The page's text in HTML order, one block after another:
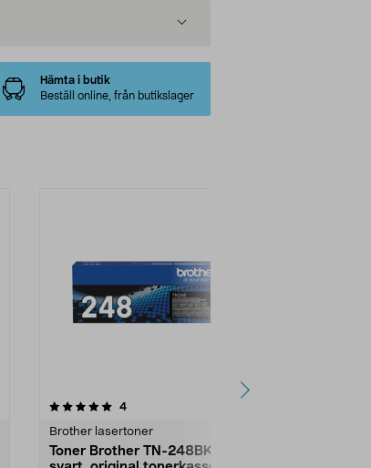
Hämta i butik
Beställ online, från butikslager
4recensioner
Brother lasertoner
Toner Brother TN-248BK
5.0 av 5 stjärnor